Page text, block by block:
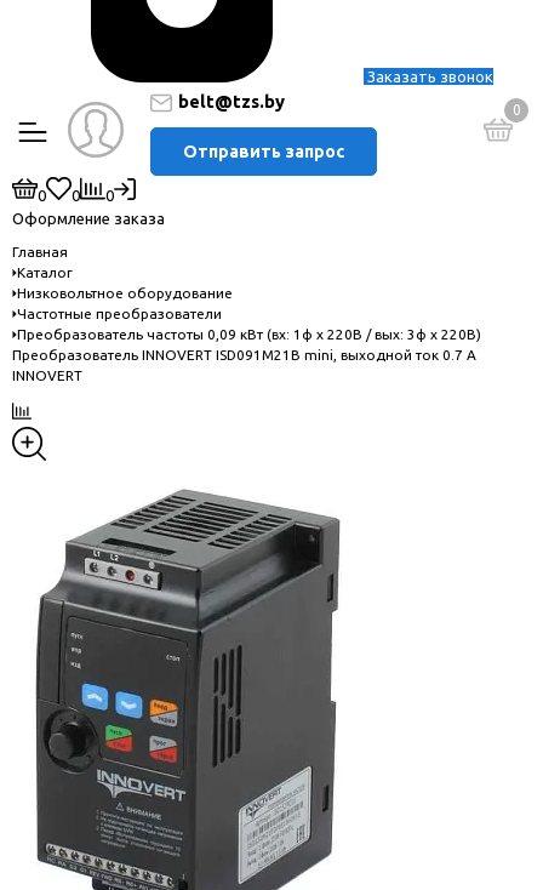
Заказать звонок
belt@tzs.by
Отправить запрос
0
0 0
0
Оформление заказа
Главная
Каталог
Низковольтное оборудование
Частотные преобразователи
Преобразователь частоты 0,09 кВт (вх: 1ф x 220В / вых: 3ф х 220В)
Преобразователь INNOVERT ISD091M21B mini, выходной ток 0.7 А
INNOVERT